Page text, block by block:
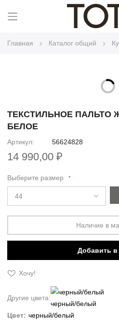
Главная Каталог общий
end
of
the
images
to
the
of
the
gallery
ТЕКСТИЛЬНОЕ ПАЛЬТО
БЕЛОЕ
Артикул 56624828
14 990,00 ₽
Выберите размер
Наличие в
Добавить в
Хочу!
Другие цвета:
черный/белый
Цвет: черный/белый